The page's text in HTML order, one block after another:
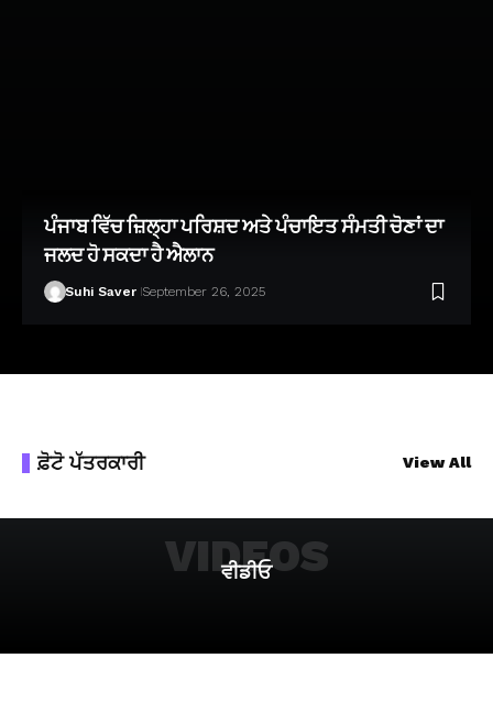
ਪੰਜਾਬ ਵਿੱਚ ਜ਼ਿਲ੍ਹਾ ਪਰਿਸ਼ਦ ਅਤੇ ਪੰਚਾਇਤ ਸੰਮਤੀ ਚੋਣਾਂ ਦਾ
ਜਲਦ ਹੋ ਸਕਦਾ ਹੈ ਐਲਾਨ
Suhi Saver September 26, 2025
ਫ਼ੋਟੋ ਪੱਤਰਕਾਰੀ View All
ਵੀਡੀਓ
VIDEOS